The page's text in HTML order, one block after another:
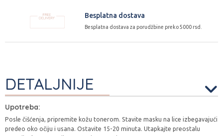
Besplatna dostava
Besplatna dostava za porudžbine preko 5000 rsd.
DETALJNIJE
Upotreba:
Posle čišćenja, pripremite kožu tonerom. Stavite masku na lice izbegavajući
predeo oko očiju i usana. Ostavite 15-20 minuta. Utapkajte preostalu